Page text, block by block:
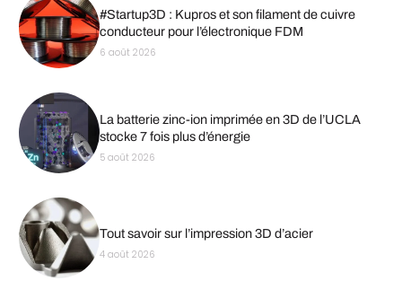
#Startup3D : Kupros et son filament de cuivre
conducteur pour l’électronique FDM
6 août 2026
La batterie zinc-ion imprimée en 3D de l’UCLA
stocke 7 fois plus d’énergie
5 août 2026
Tout savoir sur l’impression 3D d’acier
4 août 2026